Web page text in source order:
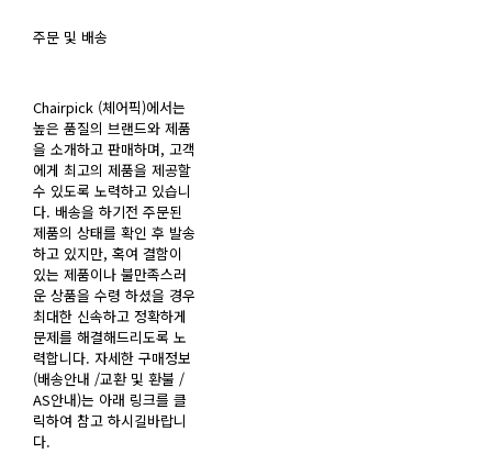
주문 및 배송
Chairpick (체어픽)에서는
높은 품질의 브랜드와 제품
을 소개하고 판매하며, 고객
에게 최고의 제품을 제공할
수 있도록 노력하고 있습니
다. 배송을 하기전 주문된
제품의 상태를 확인 후 발송
하고 있지만, 혹여 결함이
있는 제품이나 불만족스러
운 상품을 수령 하셨을 경우
최대한 신속하고 정확하게
문제를 해결해드리도록 노
력합니다. 자세한 구매정보
(배송안내 /교환 및 환불 /
AS안내)는 아래 링크를 클
릭하여 참고 하시길바랍니
다.